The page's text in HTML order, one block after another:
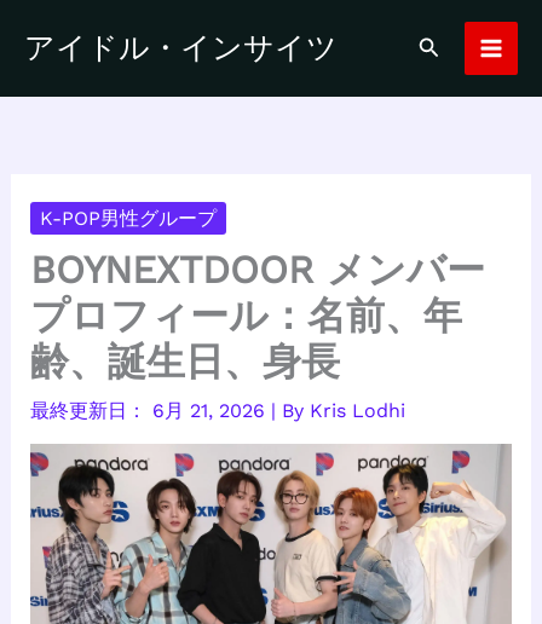
アイドル・インサイツ
検
K-POP男性グループ
BOYNEXTDOOR メンバー
プロフィール：名前、年
齢、誕生日、身長
6月 21, 2026 | By Kris Lodhi